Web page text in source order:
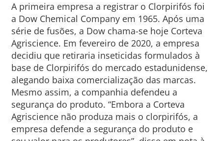
A primeira empresa a registrar o Clorpirifós foi
a Dow Chemical Company em 1965. Após uma
série de fusões, a Dow chama-se hoje Corteva
Agriscience. Em fevereiro de 2020, a empresa
decidiu que retiraria inseticidas formulados à
base de Clorpirifós do mercado estadunidense,
alegando baixa comercialização das marcas.
Mesmo assim, a companhia defendeu a
segurança do produto. “Embora a Corteva
Agriscience não produza mais o clorpirifós, a
empresa defende a segurança do produto e